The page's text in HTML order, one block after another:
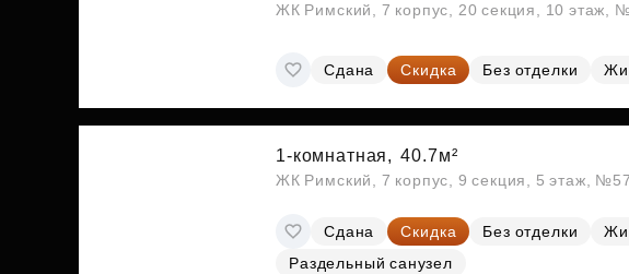
ЖК Римский, 7 корпус, 20 секция, 10 этаж,
Сдана Скидка Без отделки
1-комнатная, 40.7м²
ЖК Римский, 7 корпус, 9 секция, 5 этаж,
Сдана Скидка Без отделки
Раздельный санузел